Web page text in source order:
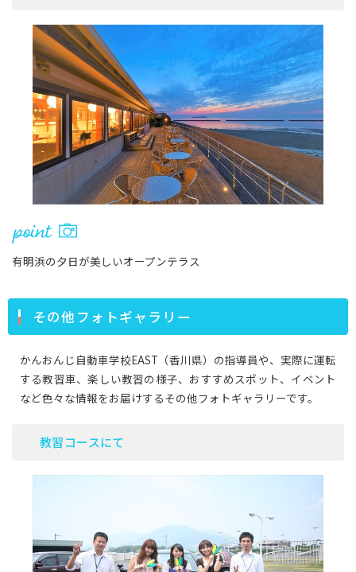
有明浜の夕日が美しいオープンテラス
その他フォトギャラリー
かんおんじ自動車学校EAST（香川県）の指導員や、実際に運転
する教習車、楽しい教習の様子、おすすめスポット、イベント
など色々な情報をお届けするその他フォトギャラリーです。
教習コースにて